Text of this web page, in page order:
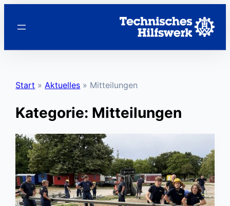
Inhalt
Start »Aktuelles » Mitteilungen
Kategorie: Mitteilungen